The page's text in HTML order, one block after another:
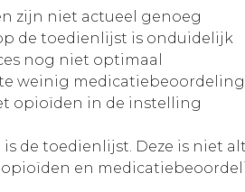
zijn niet actueel genoeg
de toedienlijst is onduidelijk
nog niet optimaal
weinig
opioïden in de instelling
de toedienlijst. Deze is niet
en